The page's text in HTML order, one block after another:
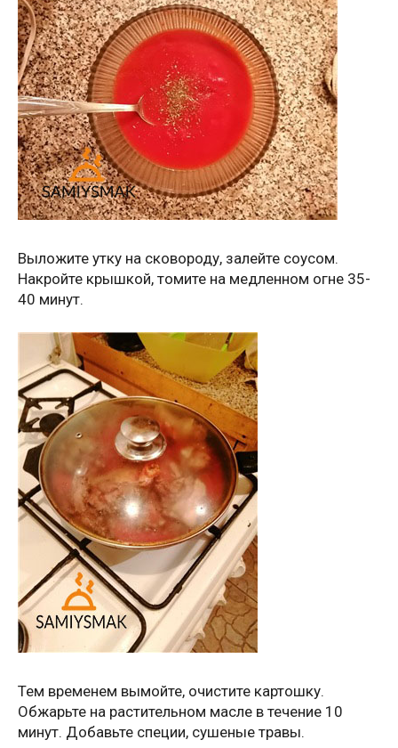
Выложите утку на сковороду, залейте соусом.
Накройте крышкой, томите на медленном огне 35-
40 минут.
Тем временем вымойте, очистите картошку.
Обжарьте на растительном масле в течение 10
минут. Добавьте специи, сушеные травы.